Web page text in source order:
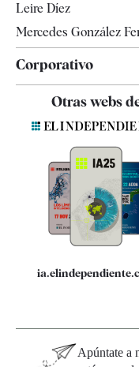
Leire Díez
Mercedes González
Corporativo
Contacto
Quiénes somos
Especificaciones
Otras webs
Apúntate a